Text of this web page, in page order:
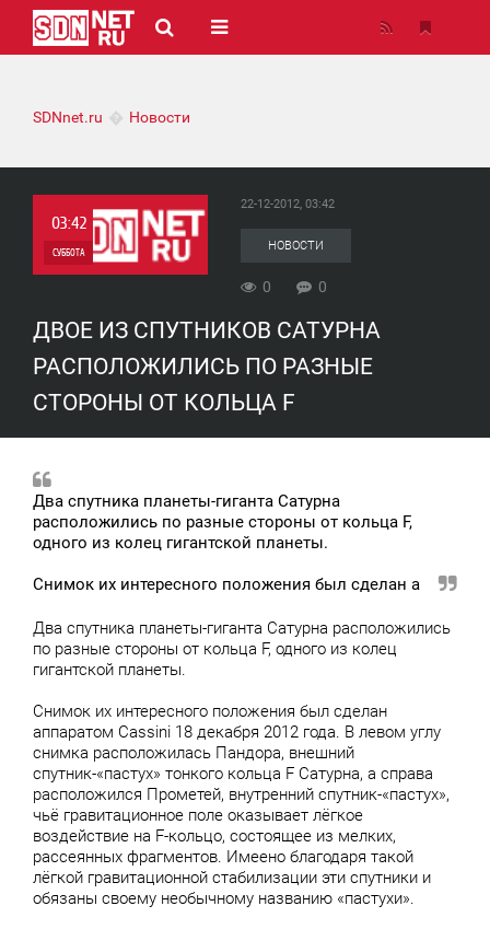
SDNnet.ru Новости
03:42
СУББОТА
22-12-2012, 03:42
НОВОСТИ
0 0
ДВОЕ ИЗ СПУТНИКОВ САТУРНА
РАСПОЛОЖИЛИСЬ ПО РАЗНЫЕ
СТОРОНЫ ОТ КОЛЬЦА F
Два спутника планеты-гиганта Сатурна
расположились по разные стороны от кольца F,
одного из колец гигантской планеты.
Снимок их интересного положения был сделан а
Два спутника планеты-гиганта Сатурна расположились
по разные стороны от кольца F, одного из колец
гигантской планеты.
Снимок их интересного положения был сделан
аппаратом Cassini 18 декабря 2012 года. В левом углу
снимка расположилась Пандора, внешний
спутник-«пастух» тонкого кольца F Сатурна, а справа
расположился Прометей, внутренний спутник-«пастух»,
чьё гравитационное поле оказывает лёгкое
воздействие на F-кольцо, состоящее из мелких,
рассеянных фрагментов. Имеено благодаря такой
лёгкой гравитационной стабилизации эти спутники и
обязаны своему необычному названию «пастухи».